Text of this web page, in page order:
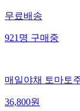
무료배송
921 명 구매중
매일야채 토마토
36,800원